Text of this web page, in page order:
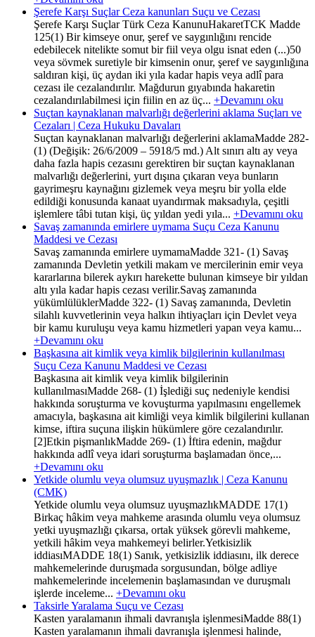
Şerefe Karşı Suçlar Ceza kanunları Suçu ve Cezası
Şerefe Karşı Suçlar Türk Ceza KanunuHakaretTCK Madde
125(1) Bir kimseye onur, şeref ve saygınlığını rencide
edebilecek nitelikte somut bir fiil veya olgu isnat eden (...)50
veya sövmek suretiyle bir kimsenin onur, şeref ve saygınlığına
saldıran kişi, üç aydan iki yıla kadar hapis veya adlî para
cezası ile cezalandırılır. Mağdurun gıyabında hakaretin
cezalandırılabilmesi için fiilin en az üç... +Devamını oku
Suçtan kaynaklanan malvarlığı değerlerini aklama Suçları ve
Cezaları | Ceza Hukuku Davaları
Suçtan kaynaklanan malvarlığı değerlerini aklamaMadde 282-
(1) (Değişik: 26/6/2009 – 5918/5 md.) Alt sınırı altı ay veya
daha fazla hapis cezasını gerektiren bir suçtan kaynaklanan
malvarlığı değerlerini, yurt dışına çıkaran veya bunların
gayrimeşru kaynağını gizlemek veya meşru bir yolla elde
edildiği konusunda kanaat uyandırmak maksadıyla, çeşitli
işlemlere tâbi tutan kişi, üç yıldan yedi yıla... +Devamını oku
Savaş zamanında emirlere uymama Suçu Ceza Kanunu
Maddesi ve Cezası
Savaş zamanında emirlere uymamaMadde 321- (1) Savaş
zamanında Devletin yetkili makam ve mercilerinin emir veya
kararlarına bilerek aykırı harekette bulunan kimseye bir yıldan
altı yıla kadar hapis cezası verilir.Savaş zamanında
yükümlülüklerMadde 322- (1) Savaş zamanında, Devletin
silahlı kuvvetlerinin veya halkın ihtiyaçları için Devlet veya
bir kamu kuruluşu veya kamu hizmetleri yapan veya kamu...
+Devamını oku
Başkasına ait kimlik veya kimlik bilgilerinin kullanılması
Suçu Ceza Kanunu Maddesi ve Cezası
Başkasına ait kimlik veya kimlik bilgilerinin
kullanılmasıMadde 268- (1) İşlediği suç nedeniyle kendisi
hakkında soruşturma ve kovuşturma yapılmasını engellemek
amacıyla, başkasına ait kimliği veya kimlik bilgilerini kullanan
kimse, iftira suçuna ilişkin hükümlere göre cezalandırılır.
[2]Etkin pişmanlıkMadde 269- (1) İftira edenin, mağdur
hakkında adlî veya idari soruşturma başlamadan önce,...
+Devamını oku
Yetkide olumlu veya olumsuz uyuşmazlık | Ceza Kanunu
(CMK)
Yetkide olumlu veya olumsuz uyuşmazlıkMADDE 17(1)
Birkaç hâkim veya mahkeme arasında olumlu veya olumsuz
yetki uyuşmazlığı çıkarsa, ortak yüksek görevli mahkeme,
yetkili hâkim veya mahkemeyi belirler.Yetkisizlik
iddiasıMADDE 18(1) Sanık, yetkisizlik iddiasını, ilk derece
mahkemelerinde duruşmada sorgusundan, bölge adliye
mahkemelerinde incelemenin başlamasından ve duruşmalı
işlerde inceleme... +Devamını oku
Taksirle Yaralama Suçu ve Cezası
Kasten yaralamanın ihmali davranışla işlenmesiMadde 88(1)
Kasten yaralamanın ihmali davranışla işlenmesi halinde,